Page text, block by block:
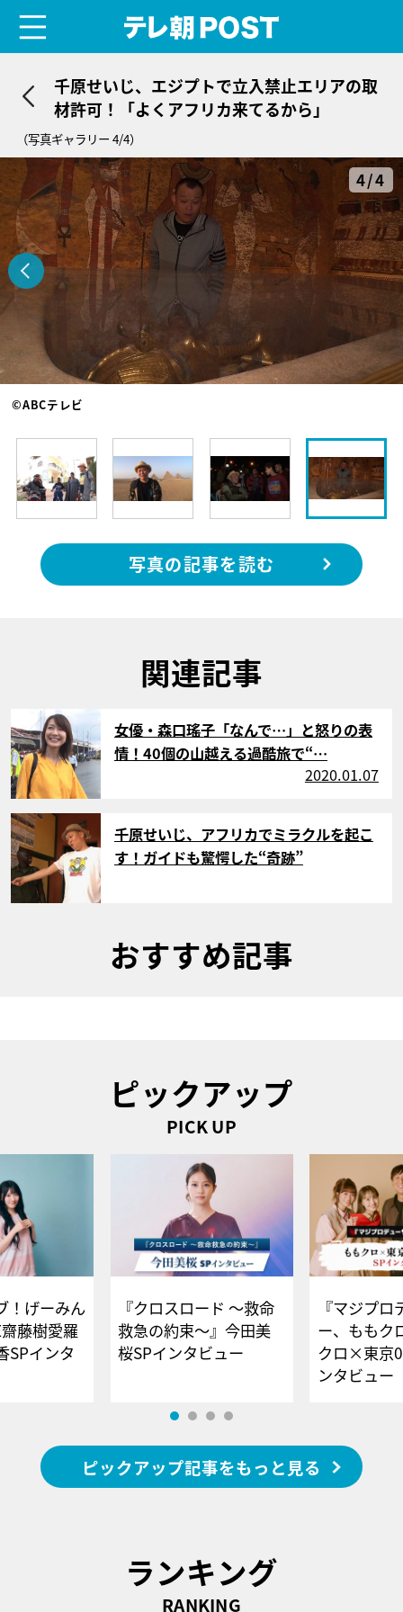
千原せいじ、エジプトで立入禁止エリアの取
材許可！「よくアフリカ来てるから」
（写真ギャラリー 4/4）
4/4
©ABCテレビ
写真の記事を読む
関連記事
女優・森口瑤子「なんで…」と怒りの表
情！40個の山越える過酷旅で“…
2020.01.07
サムネイル
千原せいじ、アフリカでミラクルを起こ
す！ガイドも驚愕した“奇跡”
おすすめ記事
ピックアップ
PICK UP
！げーみん
藤樹愛羅
SPインタ
『クロスロード ～救命
救急の約束～』今田美
桜SPインタビュー
『マジプロ
ー、ももク
クロ×東京
ンタビュー
ピックアップ記事をもっと見る
ランキング
RANKING